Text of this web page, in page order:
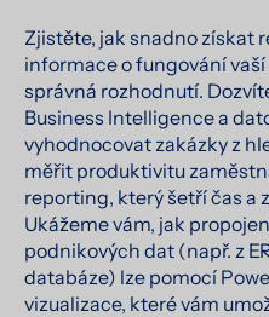
Zjistěte, jak snadno získat
informace o fungování
správná rozhodnutí.
Business Intelligence a
vyhodnocovat zakázky z
měřit produktivitu
reporting, který šetří čas a
Ukážeme vám, jak
podnikových dat (např. z
databáze) lze pomocí
vizualizace, které vám